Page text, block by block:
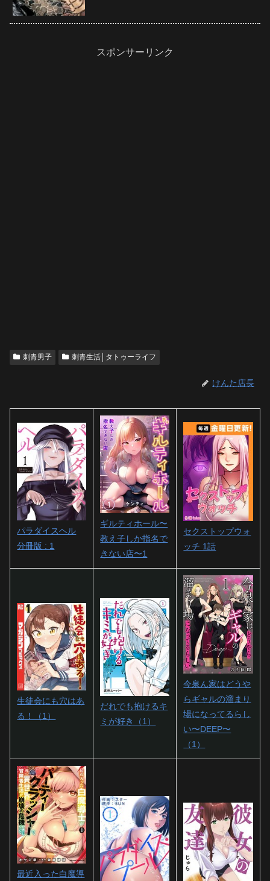
スポンサーリンク
刺青男子 刺青生活│タトゥーライフ
けんた店長
パラダイスヘル
分冊版 : 1
ギルティホール〜
教え子しか指名で
きない店〜1
セクストップウォ
ッチ 1話
生徒会にも穴はあ
る！（1）
だれでも抱けるキ
ミが好き（1）
今泉ん家はどうや
らギャルの溜まり
場になってるらし
い〜DEEP〜
（1）
最近入った白魔導